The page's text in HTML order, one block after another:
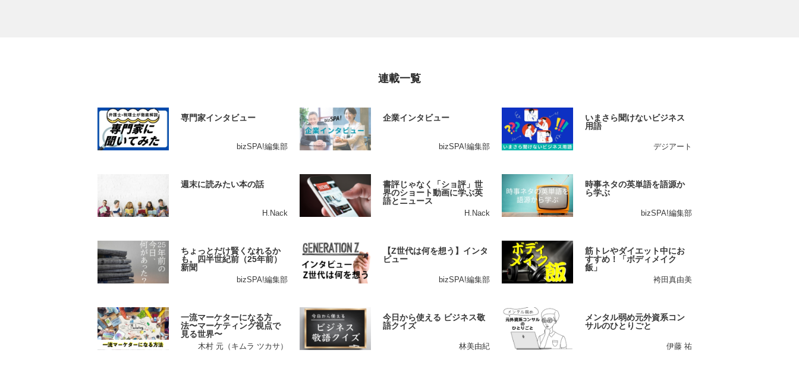
連載一覧
専門家インタビュー
bizSPA!編集部
企業インタビュー
bizSPA!編集部
いまさら聞けないビジネス
用語
デジアート
週末に読みたい本の話
H.Nack
書評じゃなく「ショ評」世
界のショート動画に学ぶ英
語とニュース
H.Nack
時事ネタの英単語を語源か
ら学ぶ
bizSPA!編集部
ちょっとだけ賢くなれるか
も。四半世紀前（25年前）
新聞
bizSPA!編集部
【Z世代は何を想う】インタ
ビュー
bizSPA!編集部
筋トレやダイエット中にお
すすめ！「ボディメイク
飯」
袴田真由美
一流マーケターになる方
法〜マーケティング視点で
見る世界〜
木村 元（キムラ ツカサ）
今日から使える ビジネス敬
語クイズ
林美由紀
メンタル弱め元外資系コン
サルのひとりごと
伊藤 祐